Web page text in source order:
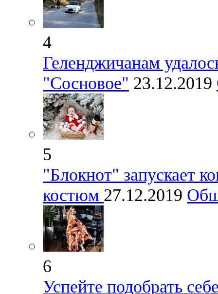
4
Геленджичанам
"Сосновое" 23.12.2019
5
"Блокнот" запускает
костюм 27.12.2019
6
Успейте подобрать